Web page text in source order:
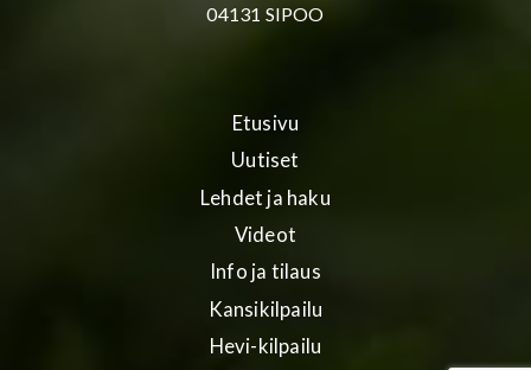
04131 SIPOO
Etusivu
Uutiset
Lehdet ja haku
Videot
Info ja tilaus
Kansikilpailu
Hevi-kilpailu